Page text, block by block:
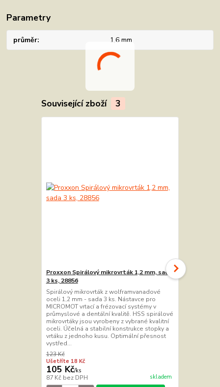
Parametry
průměr 1,6 mm
Související zboží 3
Proxxon Spirálový mikrovrták 1,2 mm, sada
3 ks, 28856
Spirálový mikrovrták z wolframvanadové
oceli 1,2 mm - sada 3 ks. Nástavce pro
MICROMOT vrtací a frézovací systémy v
průmyslové a dentální kvalitě. HSS spirálové
mikrovrtáky jsou vyrobeny z vybrané kvalitní
oceli. Účelná a stabilní konstrukce stopky a
vrtáku z jednoho kusu. Optimální přesnost
vystřed...
123 Kč
Ušetříte 18 Kč
105 Kč/ks
87 Kč bez DPH skladem
Proxxon